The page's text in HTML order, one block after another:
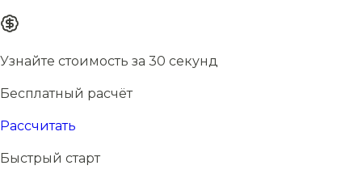
Узнайте стоимость за 30 секунд
Бесплатный расчёт
Рассчитать
Быстрый старт